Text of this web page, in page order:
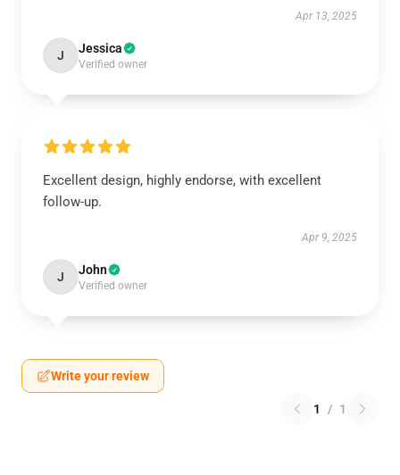
Apr 13, 2025
J Jessica
Verified owner
Excellent design, highly endorse, with excellent
follow-up.
Apr 9, 2025
J John
Verified owner
Write your review
1 / 1